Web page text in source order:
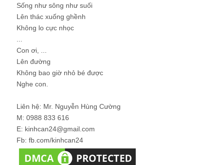
Sống như sông như suối
Lên thác xuống ghềnh
Không lo cực nhọc
Con ơi, ...
Lên đường
Không bao giờ nhỏ bé được
Nghe con.
Liên hệ: Mr. Nguyễn Hùng Cường
M: 0988 833 616
E: kinhcan24@gmail.com
Fb: fb.com/kinhcan24